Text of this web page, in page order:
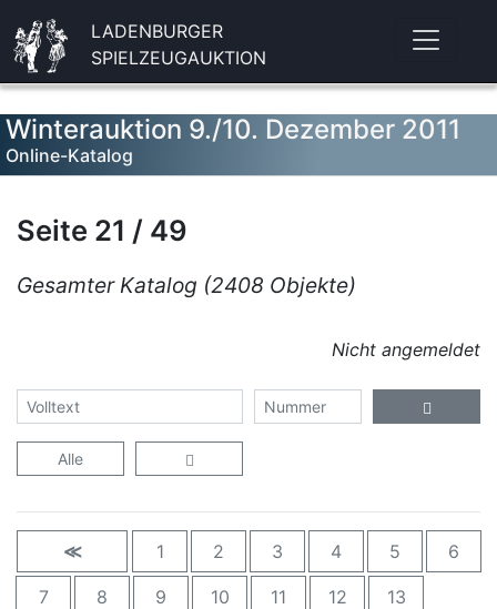
LADENBURGER
SPIELZEUGAUKTION
Winterauktion 9./10. Dezember 2011
Online-Katalog
Seite 21 / 49
Gesamter Katalog (2408 Objekte)
Nicht angemeldet
Alle
≪ 1 2 3 4 5 6
7 8 9 10 11 12 13